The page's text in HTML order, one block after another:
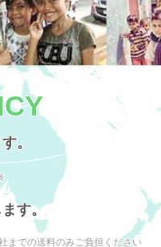
。
す。
までの送料のみご負担ください